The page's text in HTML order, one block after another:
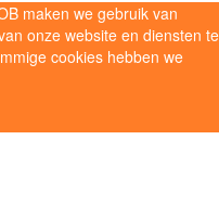
maken we gebruik van
onze website en diensten te
cookies hebben we